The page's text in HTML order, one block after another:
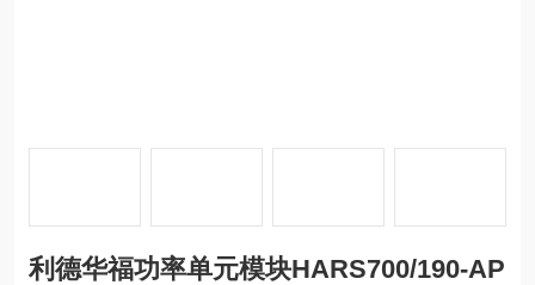
利德华福功率单元模块HARS700/190-AP